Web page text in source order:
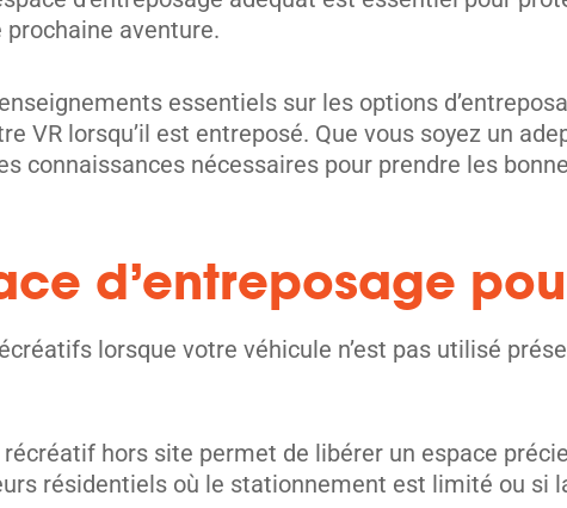
aventure.
essentiels sur les options
lorsqu’il est entreposé. Que vous soyez un
connaissances nécessaires pour prendre les
d’entreposage
lorsque votre véhicule n’est pas utilisé
hors site permet de libérer un espace
résidentiels où le stationnement est limité ou si